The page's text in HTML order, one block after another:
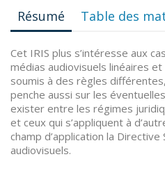
Résumé Table des
Cet IRIS plus s’intéresse aux
médias audiovisuels linéaires
soumis à des règles
penche aussi sur les
exister entre les régimes
et ceux qui s’appliquent à
champ d’application la
audiovisuels.